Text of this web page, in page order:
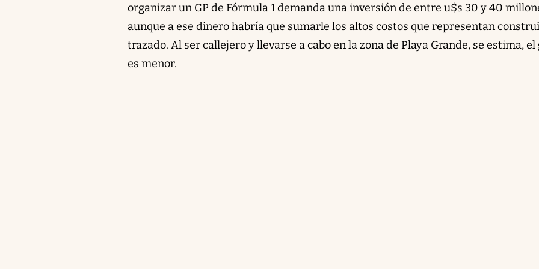
organizar un GP de Fórmula 1 demanda una inversión de entre u$s 30 y 40
aunque a ese dinero habría que sumarle los altos costos que representan
trazado. Al ser callejero y llevarse a cabo en la zona de Playa Grande, se estima, el
es menor.